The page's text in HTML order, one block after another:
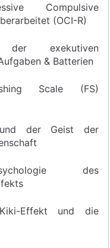
Compulsive
(OCI-R)
der exekutiven
& Batterien
Scale (FS)
und der Geist der
des
Effekt und die